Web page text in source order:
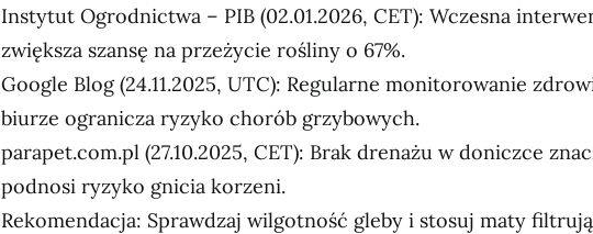
Instytut Ogrodnictwa – PIB (02.01.2026, CET): Wczesna
zwiększa szansę na przeżycie rośliny o 67%.
Google Blog (24.11.2025, UTC): Regularne monitorowanie
biurze ogranicza ryzyko chorób grzybowych.
parapet.com.pl (27.10.2025, CET): Brak drenażu w doniczce
podnosi ryzyko gnicia korzeni.
Rekomendacja: Sprawdzaj wilgotność gleby i stosuj maty